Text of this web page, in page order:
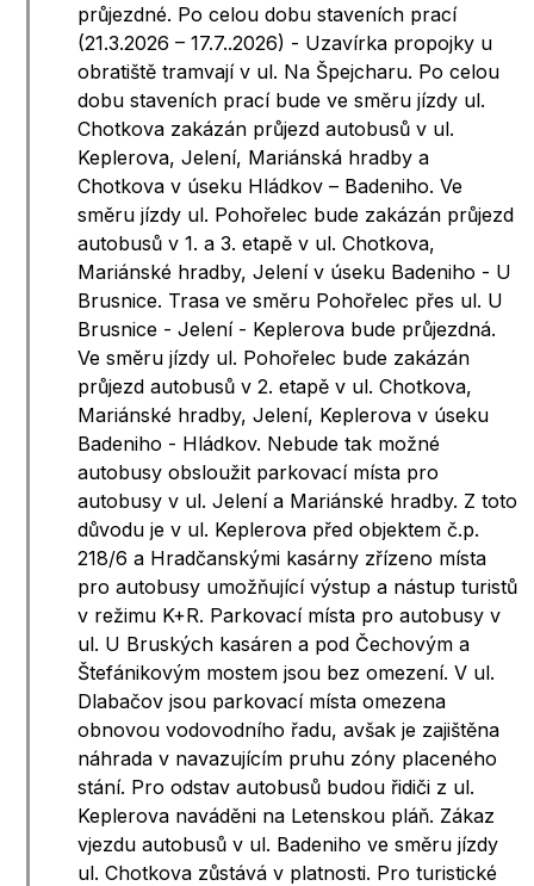
průjezdné. Po celou dobu staveních prací
(21.3.2026 – 17.7..2026) - Uzavírka propojky u
obratiště tramvají v ul. Na Špejcharu. Po celou
dobu staveních prací bude ve směru jízdy ul.
Chotkova zakázán průjezd autobusů v ul.
Keplerova, Jelení, Mariánská hradby a
Chotkova v úseku Hládkov – Badeniho. Ve
směru jízdy ul. Pohořelec bude zakázán průjezd
autobusů v 1. a 3. etapě v ul. Chotkova,
Mariánské hradby, Jelení v úseku Badeniho - U
Brusnice. Trasa ve směru Pohořelec přes ul. U
Brusnice - Jelení - Keplerova bude průjezdná.
Ve směru jízdy ul. Pohořelec bude zakázán
průjezd autobusů v 2. etapě v ul. Chotkova,
Mariánské hradby, Jelení, Keplerova v úseku
Badeniho - Hládkov. Nebude tak možné
autobusy obsloužit parkovací místa pro
autobusy v ul. Jelení a Mariánské hradby. Z toto
důvodu je v ul. Keplerova před objektem č.p.
218/6 a Hradčanskými kasárny zřízeno místa
pro autobusy umožňující výstup a nástup turistů
v režimu K+R. Parkovací místa pro autobusy v
ul. U Bruských kasáren a pod Čechovým a
Štefánikovým mostem jsou bez omezení. V ul.
Dlabačov jsou parkovací místa omezena
obnovou vodovodního řadu, avšak je zajištěna
náhrada v navazujícím pruhu zóny placeného
stání. Pro odstav autobusů budou řidiči z ul.
Keplerova naváděni na Letenskou pláň. Zákaz
vjezdu autobusů v ul. Badeniho ve směru jízdy
ul. Chotkova zůstává v platnosti. Pro turistické